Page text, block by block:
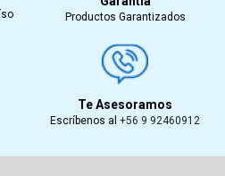
Productos Garantizados
Te Asesoramos
Escríbenos al +56 9 92460912